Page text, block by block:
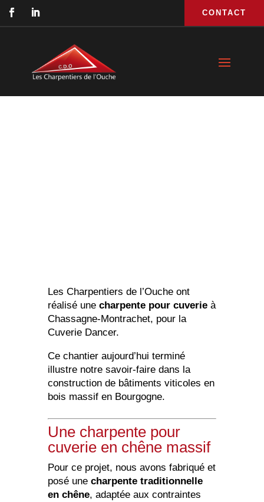
CONTACT
Les Charpentiers de l’Ouche ont
réalisé une charpente pour cuverieà
Chassagne-Montrachet, pour la
Cuverie Dancer.
Ce chantier aujourd’hui terminé
illustre notre savoir-faire dans la
construction de bâtiments viticoles en
bois massif en Bourgogne.
Une charpente pour
cuverie en chêne massif
Pour ce projet, nous avons fabriqué et
posé une charpente traditionnelle
en chêne, adaptée aux contraintes